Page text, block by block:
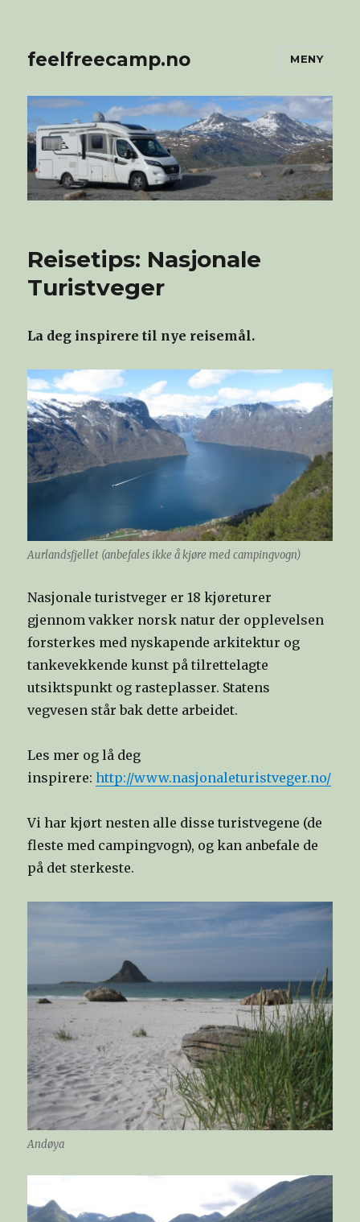
feelfreecamp.no MENY
Reisetips: Nasjonale
Turistveger
La deg inspirere til nye reisemål.
Aurlandsfjellet (anbefales ikke å kjøre med campingvogn)
Nasjonale turistveger er 18 kjøreturer
gjennom vakker norsk natur der opplevelsen
forsterkes med nyskapende arkitektur og
tankevekkende kunst på tilrettelagte
utsiktspunkt og rasteplasser. Statens
vegvesen står bak dette arbeidet.
Les mer og lå deg
inspirere:http://www.nasjonaleturistveger.no/
Vi har kjørt nesten alle disse turistvegene (de
fleste med campingvogn), og kan anbefale de
på det sterkeste.
Andøya